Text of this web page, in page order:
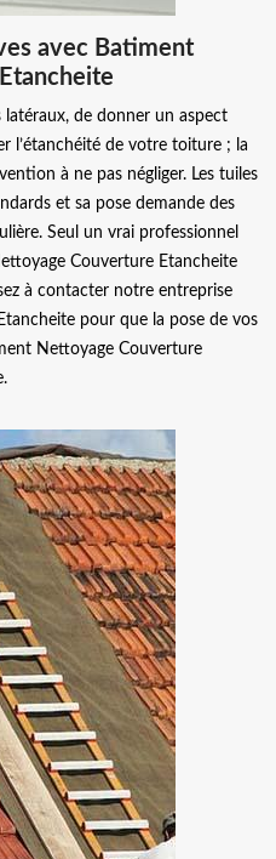
avec Batiment
latéraux, de donner un aspect
l’étanchéité de votre toiture ; la
à ne pas négliger. Les tuiles
et sa pose demande des
Seul un vrai professionnel
Couverture Etancheite
à contacter notre entreprise
pour que la pose de vos
Nettoyage Couverture